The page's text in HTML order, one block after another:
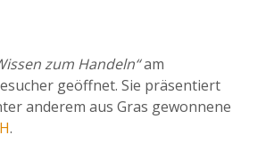
zum Handeln“am
geöffnet. Sie präsentiert
anderem aus Gras gewonnene
.